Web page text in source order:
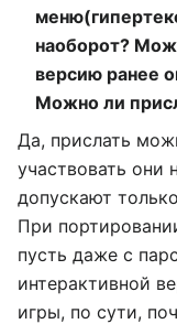
наоборот?
версию ранее
Можно ли
Да, прислать
участвовать они
допускают
При
пусть даже с
интерактивной
игры, по сути,